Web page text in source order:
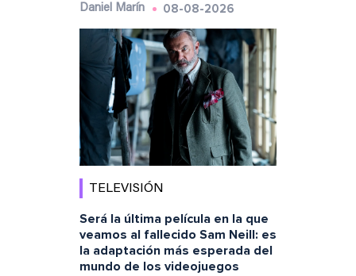
Daniel Marín 08-08-2026
TELEVISIÓN
Será la última película en la que
veamos al fallecido Sam Neill: es
la adaptación más esperada del
mundo de los videojuegos